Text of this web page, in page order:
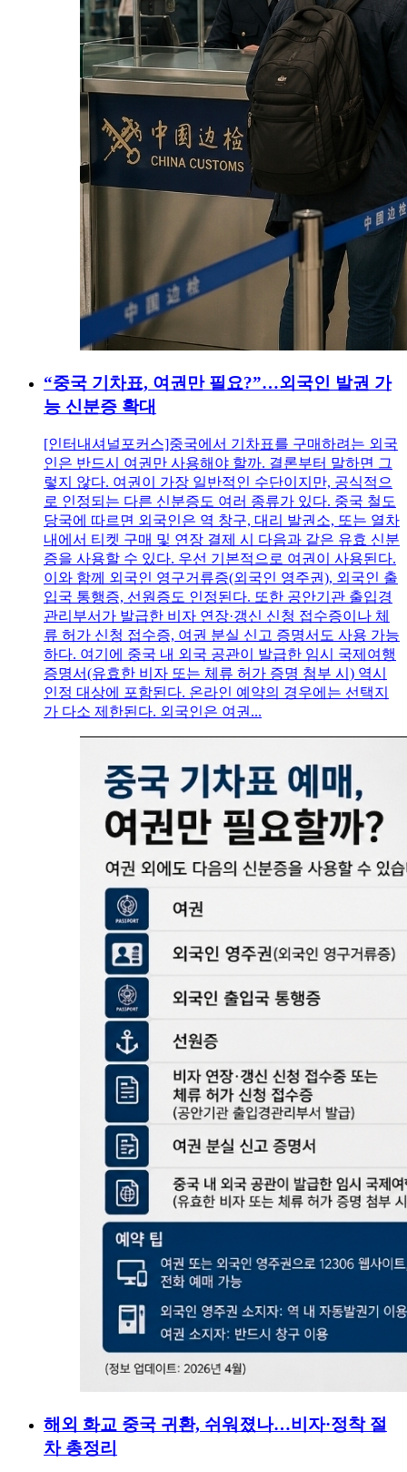
“중국 기차표, 여권만 필요?”…외국인 발권 가
능 신분증 확대
[인터내셔널포커스]중국에서 기차표를 구매하려는 외국
인은 반드시 여권만 사용해야 할까. 결론부터 말하면 그
렇지 않다. 여권이 가장 일반적인 수단이지만, 공식적으
로 인정되는 다른 신분증도 여러 종류가 있다. 중국 철도
당국에 따르면 외국인은 역 창구, 대리 발권소, 또는 열차
내에서 티켓 구매 및 연장 결제 시 다음과 같은 유효 신분
증을 사용할 수 있다. 우선 기본적으로 여권이 사용된다.
이와 함께 외국인 영구거류증(외국인 영주권), 외국인 출
입국 통행증, 선원증도 인정된다. 또한 공안기관 출입경
관리부서가 발급한 비자 연장·갱신 신청 접수증이나 체
류 허가 신청 접수증, 여권 분실 신고 증명서도 사용 가능
하다. 여기에 중국 내 외국 공관이 발급한 임시 국제여행
증명서(유효한 비자 또는 체류 허가 증명 첨부 시) 역시
인정 대상에 포함된다. 온라인 예약의 경우에는 선택지
가 다소 제한된다. 외국인은 여권...
해외 화교 중국 귀환, 쉬워졌나…비자·정착 절
차 총정리